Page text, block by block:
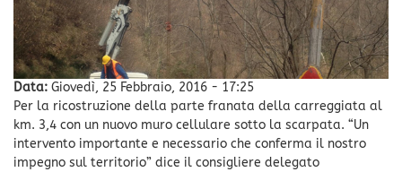
Data: Giovedì, 25 Febbraio, 2016 - 17:25
Per la ricostruzione della parte franata della carreggiata al
km. 3,4 con un nuovo muro cellulare sotto la scarpata. “Un
intervento importante e necessario che conferma il nostro
impegno sul territorio” dice il consigliere delegato